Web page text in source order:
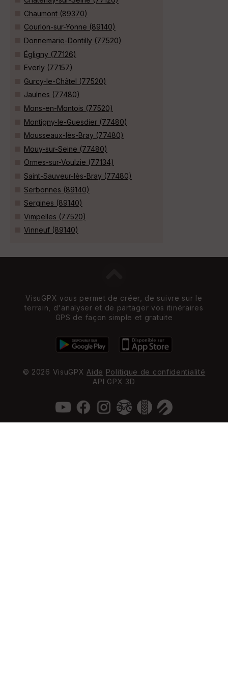
Chaumont (89370)
Courlon-sur-Yonne (89140)
Donnemarie-Dontilly (77520)
Égligny (77126)
Everly (77157)
Gurcy-le-Châtel (77520)
Jaulnes (77480)
Mons-en-Montois (77520)
Montigny-le-Guesdier (77480)
Mousseaux-lès-Bray (77480)
Mouy-sur-Seine (77480)
Ormes-sur-Voulzie (77134)
Saint-Sauveur-lès-Bray (77480)
Serbonnes (89140)
Sergines (89140)
Vimpelles (77520)
Vinneuf (89140)
VisuGPX vous permet de créer, de suivre sur le
terrain, d'analyser et de partager vos itinéraires
GPS de façon simple et gratuite
© 2026 VisuGPX Aide Politique de confidentialité
API GPX 3D